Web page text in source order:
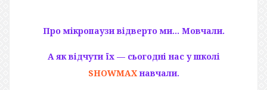
Про мікропаузи відверто ми… Мовчали.
А як відчути їх — сьогодні нас у школі
SHOWMAXнавчали.